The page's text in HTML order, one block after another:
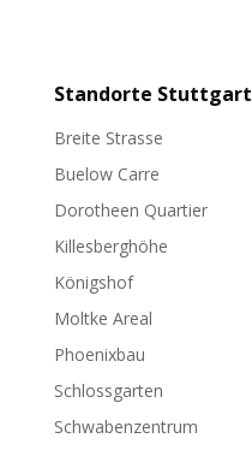
Standorte Stuttgart
Breite Strasse
Buelow Carre
Dorotheen Quartier
Killesberghöhe
Königshof
Moltke Areal
Phoenixbau
Schlossgarten
Schwabenzentrum